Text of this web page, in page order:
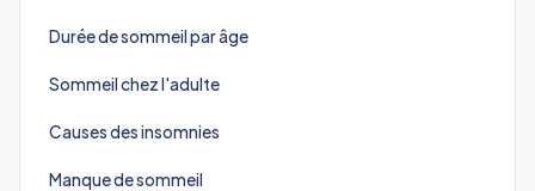
Durée de sommeil par âge
Sommeil chez l'adulte
Causes des insomnies
Manque de sommeil